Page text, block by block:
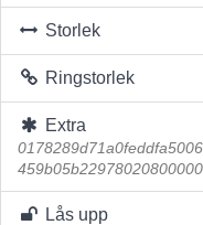
Storlek
Ringstorlek
Extra
Lås upp